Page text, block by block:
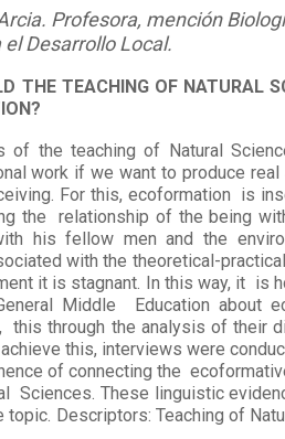
Profesora, mención
Desarrollo Local.
THE TEACHING OF NATURAL
of the teaching of Natural
work if we want to produce
For this, ecoformation is
the relationship of the being
his fellow men and the
with the theoretical-
it is stagnant. In this way, it is
Middle Education about
this through the analysis of their
this, interviews were
of connecting the
Sciences. These linguistic
Descriptors: Teaching of